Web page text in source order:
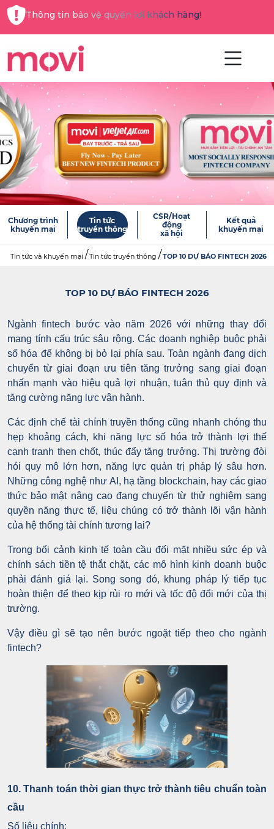
Thông tin bảo vệ quyền lợi khách hàng!
Chương trình
khuyến mại
Tin tức
truyền thông
CSR/Hoạt
động
xã hội
Kết quả
khuyến mại
Tin tức và khuyến mại Tin tức truyền thông TOP 10 DỰ BÁO FINTECH 2026
TOP 10 DỰ BÁO FINTECH 2026
Ngành fintech bước vào năm 2026 với những thay đổi
mang tính cấu trúc sâu rộng. Các doanh nghiệp buộc phải
số hóa để không bị bỏ lại phía sau. Toàn ngành đang dịch
chuyển từ giai đoạn ưu tiên tăng trưởng sang giai đoạn
nhấn mạnh vào hiệu quả lợi nhuận, tuân thủ quy định và
tăng cường năng lực vận hành.
Các định chế tài chính truyền thống cũng nhanh chóng thu
hẹp khoảng cách, khi năng lực số hóa trở thành lợi thế
cạnh tranh then chốt, thúc đẩy tăng trưởng. Thị trường đòi
hỏi quy mô lớn hơn, năng lực quản trị pháp lý sâu hơn.
Những công nghệ như AI, hạ tầng blockchain, hay các giao
thức bảo mật nâng cao đang chuyển từ thử nghiệm sang
quyền năng thực tế, liệu chúng có trở thành lõi vận hành
của hệ thống tài chính tương lai?
Trong bối cảnh kinh tế toàn cầu đối mặt nhiều sức ép và
chính sách tiền tệ thắt chặt, các mô hình kinh doanh buộc
phải đánh giá lại. Song song đó, khung pháp lý tiếp tục
hoàn thiện để theo kịp rủi ro mới và tốc độ đổi mới của thị
trường.
Vậy điều gì sẽ tạo nên bước ngoặt tiếp theo cho ngành
fintech?
10. Thanh toán thời gian thực trở thành tiêu chuẩn toàn
cầu
Số liệu chính: